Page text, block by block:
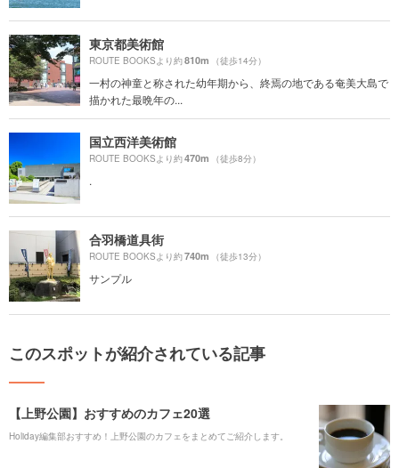
東京都美術館
ROUTE BOOKSより約810m （徒歩14分）
一村の神童と称された幼年期から、終焉の地である奄美大島で
描かれた最晩年の...
国立西洋美術館
ROUTE BOOKSより約470m （徒歩8分）
.
合羽橋道具街
ROUTE BOOKSより約740m （徒歩13分）
サンプル
このスポットが紹介されている記事
【上野公園】おすすめのカフェ20選
Holiday編集部おすすめ！上野公園のカフェをまとめてご紹介します。